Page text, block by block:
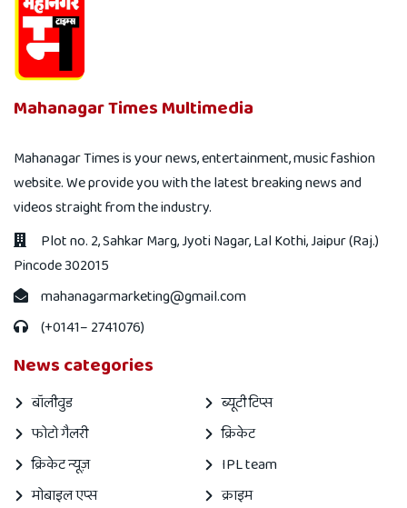
Mahanagar Times Multimedia
Mahanagar Times is your news, entertainment, music fashion
website. We provide you with the latest breaking news and
videos straight from the industry.
Plot no. 2, Sahkar Marg, Jyoti Nagar, Lal Kothi, Jaipur (Raj.)
Pincode 302015
mahanagarmarketing@gmail.com
(+0141– 2741076)
News categories
बॉलीवुड
ब्यूटी टिप्स
फोटो गैलरी
क्रिकेट
क्रिकेट न्यूज़
IPL team
मोबाइल एप्स
क्राइम